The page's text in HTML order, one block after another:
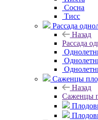
Сосна
Тисc
Рассада
Назад
Рассада
Саженцы
Назад
Саженцы